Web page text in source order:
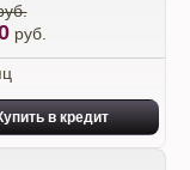
руб.
в кредит